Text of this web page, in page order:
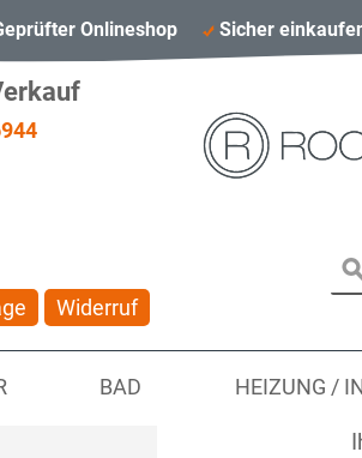
Onlineshop Sicher
Widerruf
BAD HEIZUNG /